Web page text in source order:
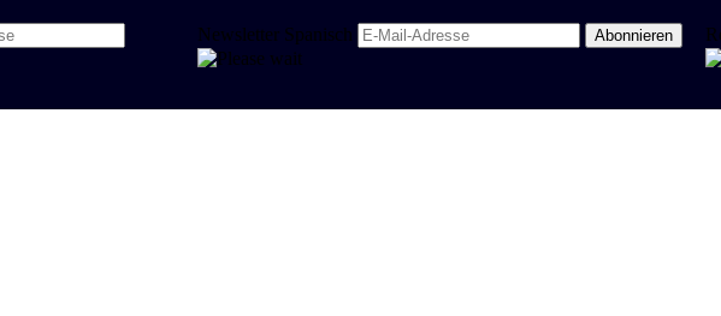
Newsletter Spanisch